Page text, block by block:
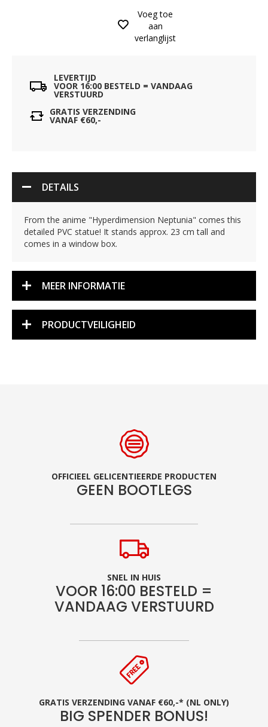
Voeg toe
aan
verlanglijst
LEVERTIJD
VOOR 16:00 BESTELD = VANDAAG
VERSTUURD
GRATIS VERZENDING
VANAF €60,-
DETAILS
From the anime "Hyperdimension Neptunia" comes this
detailed PVC statue! It stands approx. 23 cm tall and
comes in a window box.
MEER INFORMATIE
PRODUCTVEILIGHEID
OFFICIEEL GELICENTIEERDE PRODUCTEN
GEEN BOOTLEGS
SNEL IN HUIS
VOOR 16:00 BESTELD =
VANDAAG VERSTUURD
GRATIS VERZENDING VANAF €60,-* (NL ONLY)
BIG SPENDER BONUS!